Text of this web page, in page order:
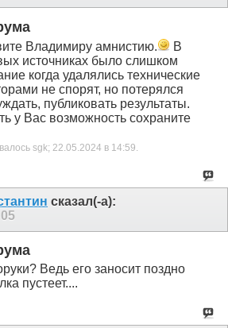
Владимиру амнистию.
В
источниках было слишком
когда удалялись технические
не спорят, но потерялся
публиковать результаты.
у Вас возможность сохраните
sgk; 22.05.2024 в 14:59.
сказал(-а):
Ведь его заносит поздно
пустеет....